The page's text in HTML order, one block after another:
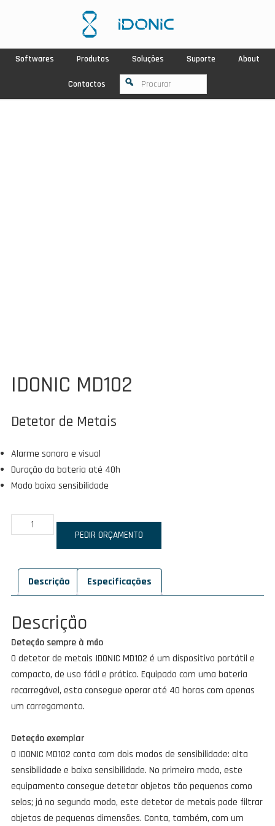
Softwares Produtos Soluções Suporte About
Contactos
IDONIC MD102
Detetor de Metais
Alarme sonoro e visual
Duração da bateria até 40h
Modo baixa sensibilidade
Quantidade
de
MD102
PEDIR ORÇAMENTO
Descrição Especificações
Descrição
Deteção sempre à mão
O detetor de metais IDONIC MD102 é um dispositivo portátil e
compacto, de uso fácil e prático. Equipado com uma bateria
recarregável, esta consegue operar até 40 horas com apenas
um carregamento.
Deteção exemplar
O IDONIC MD102 conta com dois modos de sensibilidade: alta
sensibilidade e baixa sensibilidade. No primeiro modo, este
equipamento consegue detetar objetos tão pequenos como
selos; já no segundo modo, este detetor de metais pode filtrar
objetos de pequenas dimensões. Conta, também, com um